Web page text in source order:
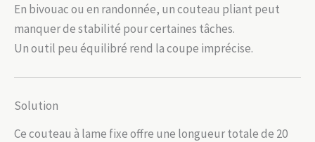
En bivouac ou en randonnée, un couteau pliant peut
manquer de stabilité pour certaines tâches.
Un outil peu équilibré rend la coupe imprécise.
Solution
Ce couteau à lame fixe offre une longueur totale de 20